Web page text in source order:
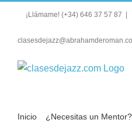
contenido
¡Llámame! (+34) 646 37 57 87
Inicio ¿Necesitas un Mentor?